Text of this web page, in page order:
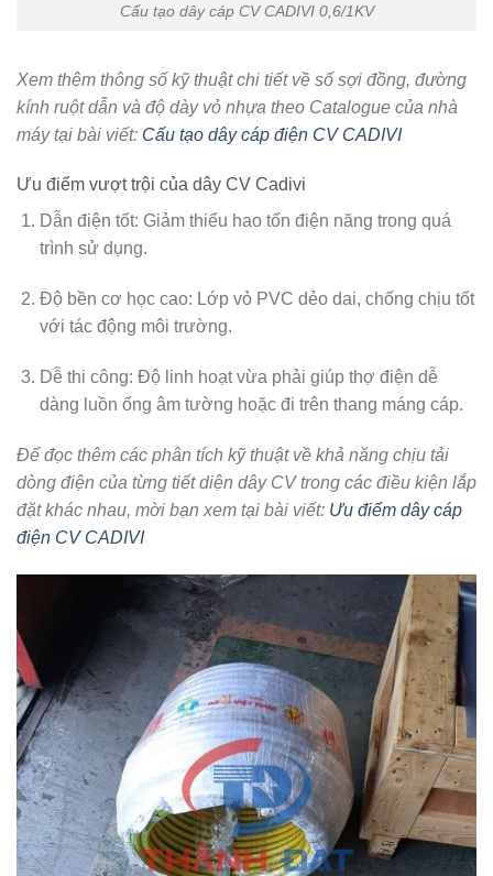
Cấu tạo dây cáp CV CADIVI 0,6/1KV
Xem thêm thông số kỹ thuật chi tiết về số sợi đồng, đường
kính ruột dẫn và độ dày vỏ nhựa theo Catalogue của nhà
máy tại bài viết: Cấu tạo dây cáp điện CV CADIVI
Ưu điểm vượt trội của dây CV Cadivi
Dẫn điện tốt: Giảm thiểu hao tổn điện năng trong quá
trình sử dụng.
Độ bền cơ học cao: Lớp vỏ PVC dẻo dai, chống chịu tốt
với tác động môi trường.
Dễ thi công: Độ linh hoạt vừa phải giúp thợ điện dễ
dàng luồn ống âm tường hoặc đi trên thang máng cáp.
Để đọc thêm các phân tích kỹ thuật về khả năng chịu tải
dòng điện của từng tiết diện dây CV trong các điều kiện lắp
đặt khác nhau, mời bạn xem tại bài viết: Ưu điểm dây cáp
điện CV CADIVI